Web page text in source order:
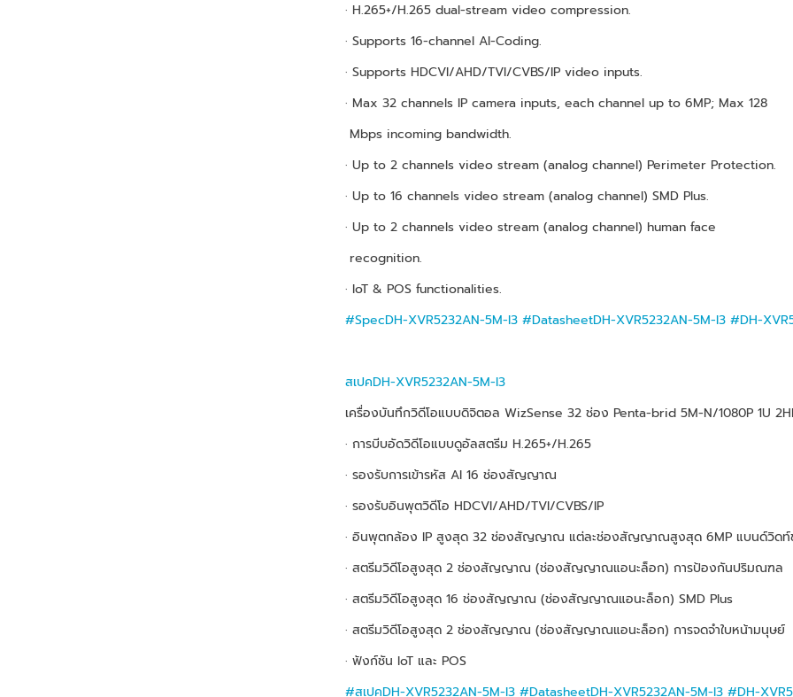
· H.265+/H.265 dual-stream video compression.
· Supports 16-channel AI-Coding.
· Supports HDCVI/AHD/TVI/CVBS/IP video inputs.
· Max 32 channels IP camera inputs, each channel up to 6MP; Max 128
Mbps incoming bandwidth.
· Up to 2 channels video stream (analog channel) Perimeter Protection.
· Up to 16 channels video stream (analog channel) SMD Plus.
· Up to 2 channels video stream (analog channel) human face
recognition.
· IoT & POS functionalities.
#SpecDH-XVR5232AN-5M-I3 #DatasheetDH-XVR5232AN-5M-I3 #DH-
สเปคDH-XVR5232AN-5M-I3
เครื่องบันทึกวิดีโอแบบดิจิตอล WizSense 32 ช่อง Penta-brid 5M-N/1080P 1U
· การบีบอัดวิดีโอแบบดูอัลสตรีม H.265+/H.265
· รองรับการเข้ารหัส AI 16 ช่องสัญญาณ
· รองรับอินพุตวิดีโอ HDCVI/AHD/TVI/CVBS/IP
· อินพุตกล้อง IP สูงสุด 32 ช่องสัญญาณ แต่ละช่องสัญญาณสูงสุด 6MP แบนด์วิดท์ข
· สตรีมวิดีโอสูงสุด 2 ช่องสัญญาณ (ช่องสัญญาณแอนะล็อก) การป้องกันปริมณฑล
· สตรีมวิดีโอสูงสุด 16 ช่องสัญญาณ (ช่องสัญญาณแอนะล็อก) SMD Plus
· สตรีมวิดีโอสูงสุด 2 ช่องสัญญาณ (ช่องสัญญาณแอนะล็อก) การจดจำใบหน้ามนุษย์
· ฟังก์ชัน IoT และ POS
#สเปคDH-XVR5232AN-5M-I3 #DatasheetDH-XVR5232AN-5M-I3 #DH-